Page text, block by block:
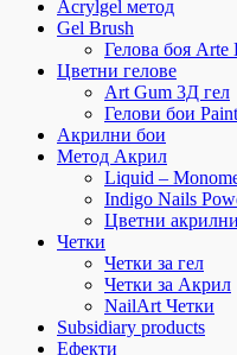
Acrylgel метод
Gel Brush
Гелова боя Arte
Цветни гелове
Art Gum 3Д гел
Гелови бои
Акрилни бои
Метод Акрил
Liquid –
Indigo Nails
Цветни
Четки
Четки за гел
Четки за Акрил
NailArt Четки
Subsidiary products
Ефекти